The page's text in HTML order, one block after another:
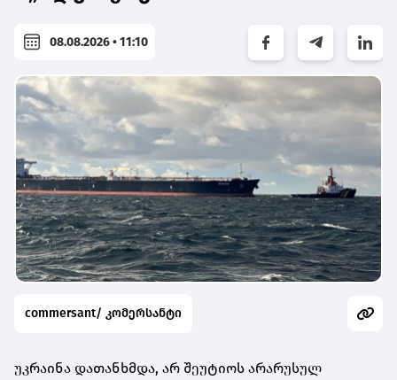
08.08.2026 • 11:10
commersant/ კომერსანტი
უკრაინა დათანხმდა, არ შეუტიოს არარუსულ